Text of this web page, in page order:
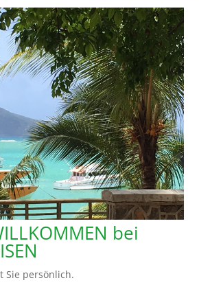
bei
Sie persönlich.